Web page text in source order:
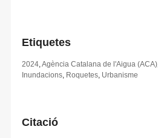
Etiquetes
2024 Agència Catalana de l'Aigua (ACA)
Inundacions Roquetes Urbanisme
Citació